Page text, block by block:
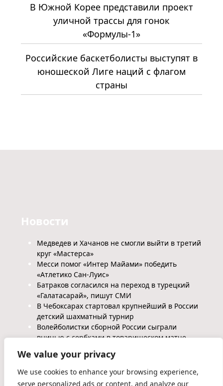
We value your privacy
We use cookies to enhance your browsing experience,
serve personalized ads or content, and analyze our
В Южной Корее представили проект
уличной трассы для гонок
«Формулы-1»
Российские баскетболисты выступят в
юношеской Лиге наций с флагом
страны
Новости
Медведев и Хачанов не смогли выйти в третий
круг «Мастерса»
Месси помог «Интер Майами» победить
«Атлетико Сан-Луис»
Батраков согласился на переход в турецкий
«Галатасарай», пишут СМИ
В Чебоксарах стартовал крупнейший в России
детский шахматный турнир
Волейболистки сборной России сыграли
вничью с сербками в товарищеском матче